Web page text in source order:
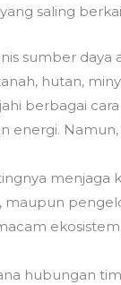
saling
sumber
hutan,
berbagai
energi.
menjaga
maupun
hubungan